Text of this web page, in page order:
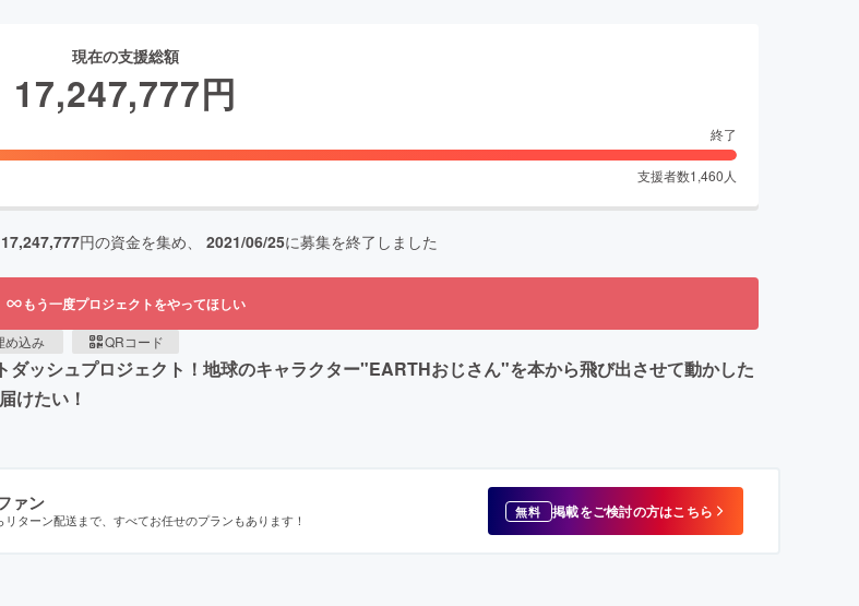
現在の支援総額
17,247,777円
終了
支援者数1,460 人
17,247,777円の資金を集め、 2021/06/25に募集を終了しました
もう一度プロジェクトをやってほしい
め込み QRコード
ッシュプロジェクト！地球のキャラクター"EARTHおじさん"を本から飛び出させて動かした
けたい！
ァン
ターン配送まで、すべてお任せのプランもあります！ 無料 掲載をご検討の方はこちら